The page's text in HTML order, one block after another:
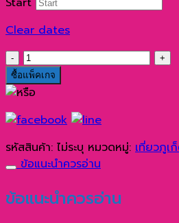
Clear dates
จำนวน
เกาะ
ราชา
และ
เกาะ
เฮ
ด้วย
ส
ซื้อแพ็คเกจ
รหัสสินค้า: ไม่ระบุ หมวดหมู่: เที่ยวภูเ
ข้อแนะนำควรอ่าน
ข้อแนะนำควรอ่าน